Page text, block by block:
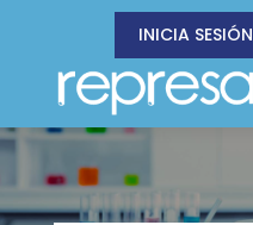
INICIA SESIÓN